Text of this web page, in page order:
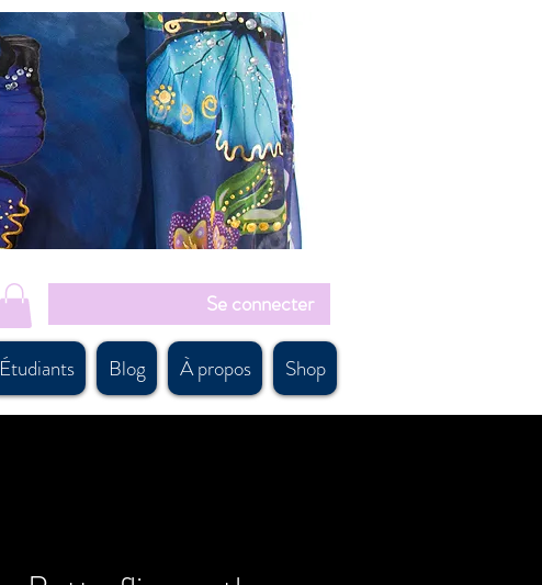
Se connecter
Étudiants Blog À propos Shop